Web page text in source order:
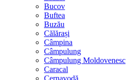
Bucov
Buftea
Buzău
Călărași
Câmpina
Câmpulung
Câmpulung Moldovenesc
Caracal
Cernavodă